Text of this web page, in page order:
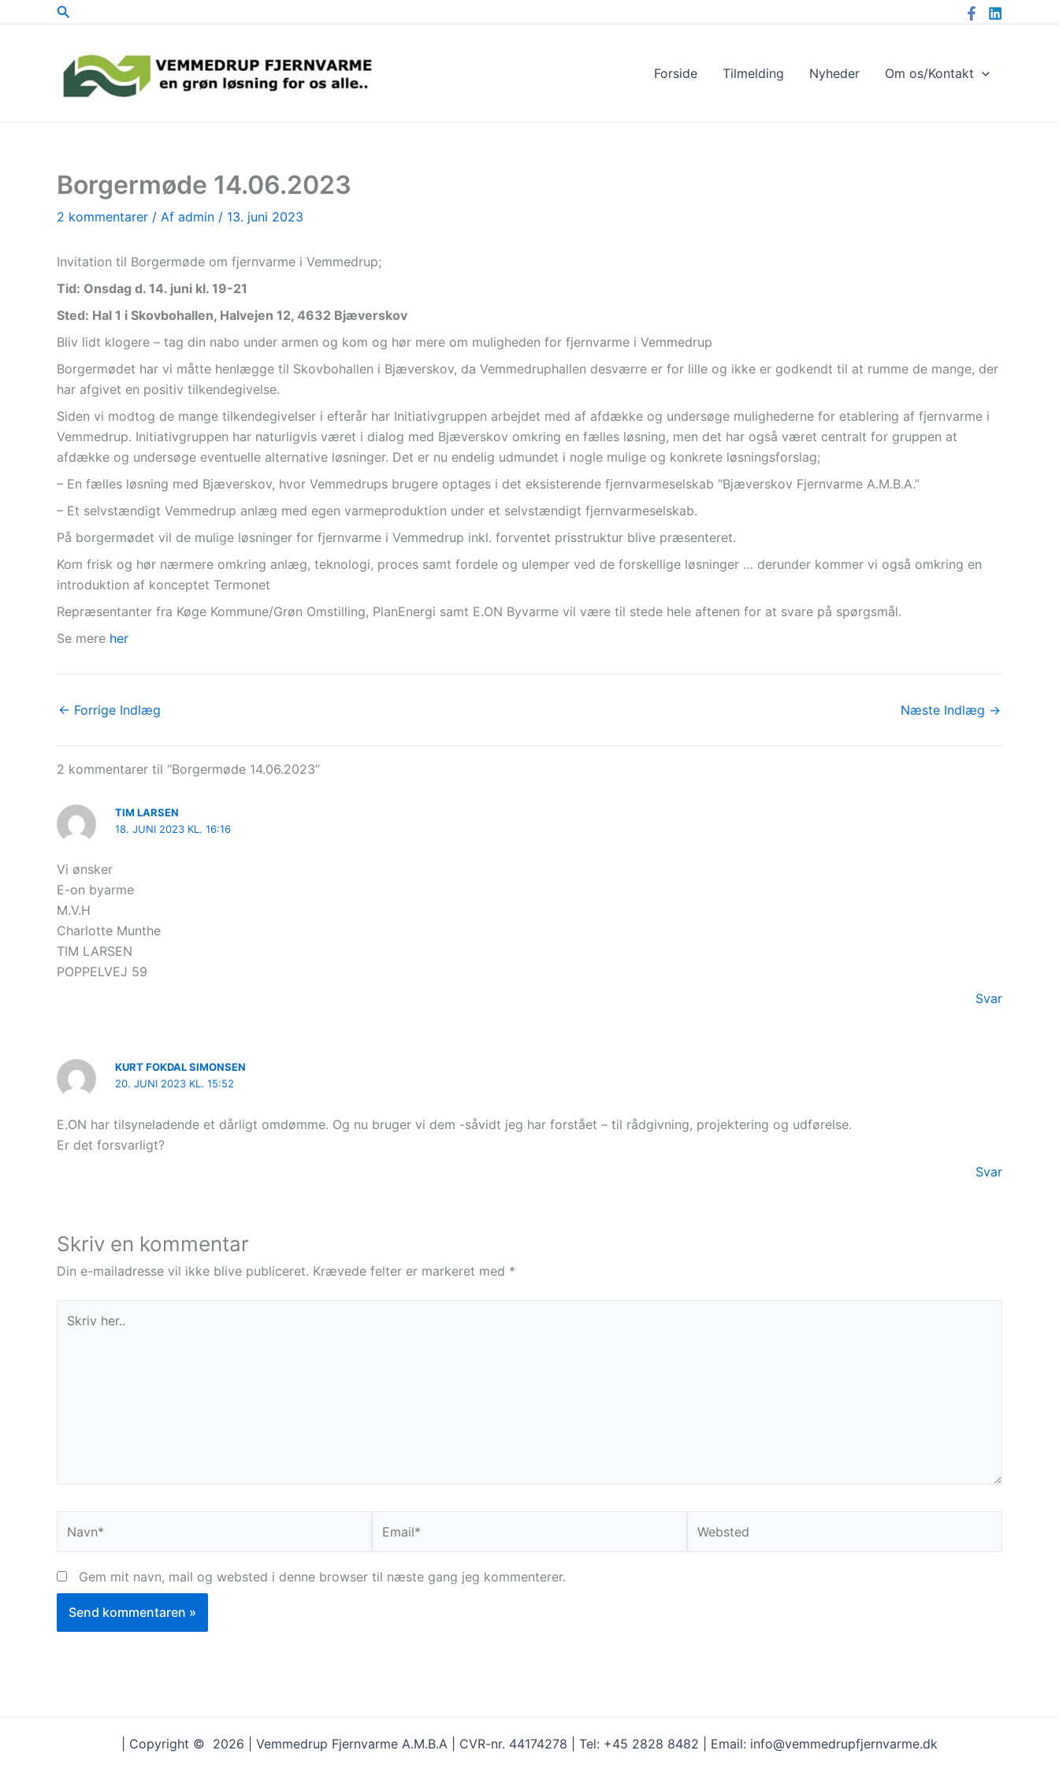
Søg
Forside Tilmelding Nyheder Om os/Kontakt
Borgermøde 14.06.2023
2 kommentarer / Af admin / 13. juni 2023
Invitation til Borgermøde om fjernvarme i Vemmedrup;
Tid: Onsdag d. 14. juni kl. 19-21
Sted: Hal 1 i Skovbohallen, Halvejen 12, 4632 Bjæverskov
Bliv lidt klogere – tag din nabo under armen og kom og hør mere om muligheden for fjernvarme i Vemmedrup
Borgermødet har vi måtte henlægge til Skovbohallen i Bjæverskov, da Vemmedruphallen desværre er for lille og ikke er godkendt til at rumme de mange, der
har afgivet en positiv tilkendegivelse.
Siden vi modtog de mange tilkendegivelser i efterår har Initiativgruppen arbejdet med af afdække og undersøge mulighederne for etablering af fjernvarme i
Vemmedrup. Initiativgruppen har naturligvis været i dialog med Bjæverskov omkring en fælles løsning, men det har også været centralt for gruppen at
afdække og undersøge eventuelle alternative løsninger. Det er nu endelig udmundet i nogle mulige og konkrete løsningsforslag;
– En fælles løsning med Bjæverskov, hvor Vemmedrups brugere optages i det eksisterende fjernvarmeselskab “Bjæverskov Fjernvarme A.M.B.A.”
– Et selvstændigt Vemmedrup anlæg med egen varmeproduktion under et selvstændigt fjernvarmeselskab.
På borgermødet vil de mulige løsninger for fjernvarme i Vemmedrup inkl. forventet prisstruktur blive præsenteret.
Kom frisk og hør nærmere omkring anlæg, teknologi, proces samt fordele og ulemper ved de forskellige løsninger … derunder kommer vi også omkring en
introduktion af konceptet Termonet
Repræsentanter fra Køge Kommune/Grøn Omstilling, PlanEnergi samt E.ON Byvarme vil være til stede hele aftenen for at svare på spørgsmål.
Se mere her
← Forrige Indlæg Næste Indlæg →
2 kommentarer til “Borgermøde 14.06.2023”
TIM LARSEN
18. JUNI 2023 KL. 16:16
Vi ønsker
E-on byarme
M.V.H
Charlotte Munthe
TIM LARSEN
POPPELVEJ 59
Svar
KURT FOKDAL SIMONSEN
20. JUNI 2023 KL. 15:52
E.ON har tilsyneladende et dårligt omdømme. Og nu bruger vi dem -såvidt jeg har forstået – til rådgivning, projektering og udførelse.
Er det forsvarligt?
Svar
Skriv en kommentar
Din e-mailadresse vil ikke blive publiceret. Krævede felter er markeret med *
her..
Gem mit navn, mail og websted i denne browser til næste gang jeg kommenterer.
| Copyright © 2026 | Vemmedrup Fjernvarme A.M.B.A | CVR-nr. 44174278 | Tel: +45 2828 8482 | Email: info@vemmedrupfjernvarme.dk